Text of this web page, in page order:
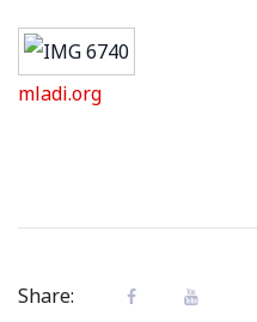
mladi.org
Share: